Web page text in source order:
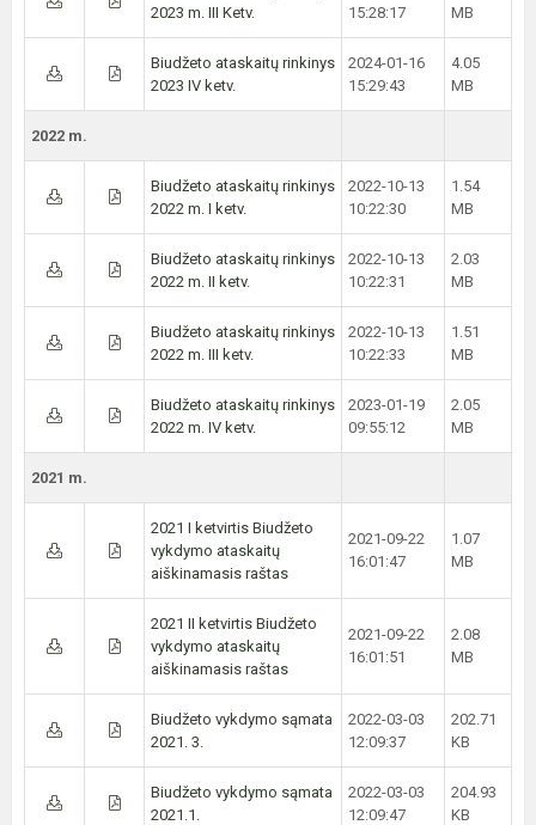
2023 m. III Ketv.
15:28:17
MB
Biudžeto ataskaitų rinkinys
2023 IV ketv.
2024-01-16
15:29:43
4.05
MB
2022 m.
Biudžeto ataskaitų rinkinys
2022 m. I ketv.
2022-10-13
10:22:30
1.54
MB
Biudžeto ataskaitų rinkinys
2022 m. II ketv.
2022-10-13
10:22:31
2.03
MB
Biudžeto ataskaitų rinkinys
2022 m. III ketv.
2022-10-13
10:22:33
1.51
MB
Biudžeto ataskaitų rinkinys
2022 m. IV ketv.
2023-01-19
09:55:12
2.05
MB
2021 m.
2021 I ketvirtis Biudžeto
vykdymo ataskaitų
aiškinamasis raštas
2021-09-22
16:01:47
1.07
MB
2021 II ketvirtis Biudžeto
vykdymo ataskaitų
aiškinamasis raštas
2021-09-22
16:01:51
2.08
MB
Biudžeto vykdymo sąmata
2021. 3.
2022-03-03
12:09:37
202.71
KB
Biudžeto vykdymo sąmata
2021.1.
2022-03-03
12:09:47
204.93
KB